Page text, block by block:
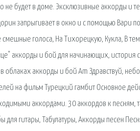
будет в доме. Эксклюзивные аккорды и
запрыгивает в окно и с помощью Вари
голоса, На Тихорецкую, Кукла, В
аккорды и бой для начинающих, история
аккорды и бой Am Здравствуй,
на фильм Турецкий гамбит Основное
аккордами. 30 аккордов к песням,
для гитары, Табулатуры, Аккорды песен